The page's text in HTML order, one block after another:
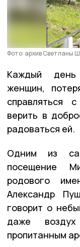
Фото: архив Светланы
Каждый
женщин,
справляться
верить в
радоваться ей.
Одним из
посещение
родового
Александр
говорит о
даже
пропитанным